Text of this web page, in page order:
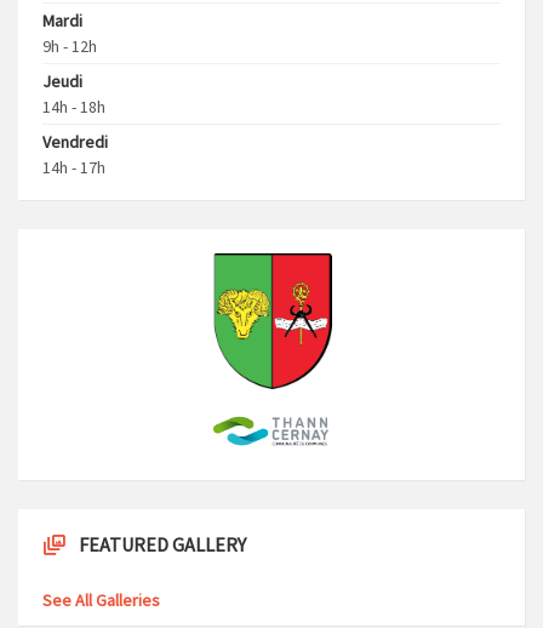
Mardi
9h - 12h
Jeudi
14h - 18h
Vendredi
14h - 17h
FEATURED GALLERY
See All Galleries